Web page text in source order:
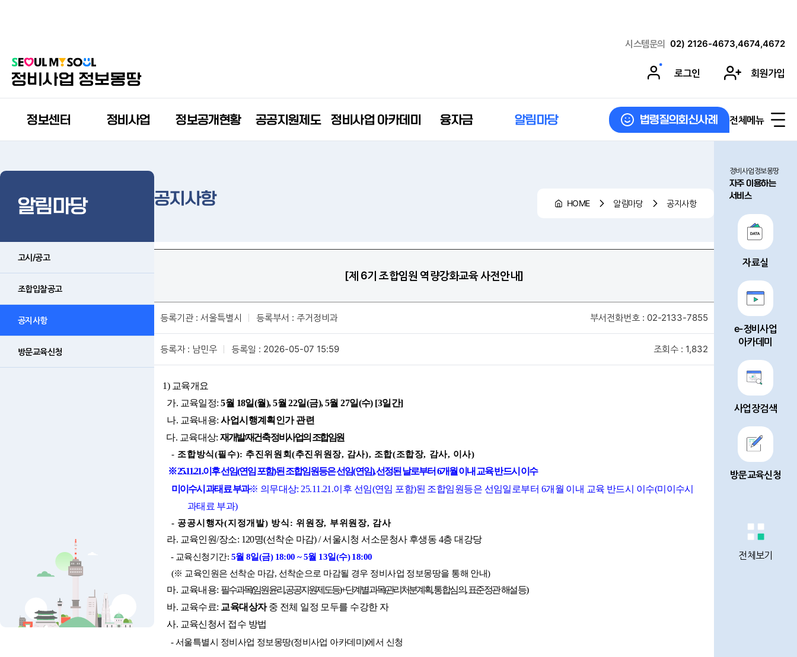
시스템문의 02) 2126-4673,4674,4672
로그인 회원가입
정보센터 정비사업 정보공개현황 공공지원제도 정비사업 아카데미 융자금 알림마당 법령질의회신사례 전체메뉴
알림마당
고시/공고
조합입찰공고
공지사항
방문교육신청
공지사항 HOME 알림마당 공지사항
[제 6기 조합임원 역량강화교육 사전안내]
등록기관 : 서울특별시 등록부서 : 주거정비과 부서전화번호 : 02-2133-7855
등록자 : 남민우 등록일 : 2026-05-07 15:59 조회수 : 1,832
1) 교육개요
가. 교육일정: 5월 18일(월), 5월 22일(금), 5월 27일(수) [3일간]
나. 교육내용:사업시행계획인가 관련
다. 교육대상:재개발/재건축 정비사업의 조합임원
- 조합방식(필수): 추진위원회(추진위원장, 감사), 조합(조합장, 감사, 이사)
※ 25.11.21.이후 선임(연임 포함)된 조합임원등은 선임(연임), 선정된 날로부터 6개월 이내 교육 반드시 이수
미이수시 과태료 부과※ 의무대상: 25.11.21.이후 선임(연임 포함)된 조합임원등은 선임일로부터 6개월 이내 교육 반드시 이수(미이수시
과태료 부과)
- 공공시행자(지정개발) 방식: 위원장, 부위원장, 감사
라. 교육인원/장소: 120명(선착순 마감) / 서울시청 서소문청사 후생동 4층 대강당
- 교육신청기간: 5월 8일(금) 18:00 ~ 5월 13일(수) 18:00
(※ 교육인원은 선착순 마감, 선착순으로 마감될 경우 정비사업 정보몽땅을 통해 안내)
마. 교육내용: 필수과목(임원 윤리, 공공지원제도 등)+ 단계별 과목(관리처분계획, 통합심의, 표준정관 해설 등)
바. 교육수료: 교육대상자중 전체 일정 모두를 수강한 자
사. 교육신청서 접수 방법
- 서울특별시 정비사업 정보몽땅(정비사업 아카데미)에서 신청
정비사업정보몽땅
자주 이용하는
서비스
자료실
e-정비사업
아카데미
사업장검색
방문교육신청
정비사업
통계
전체보기